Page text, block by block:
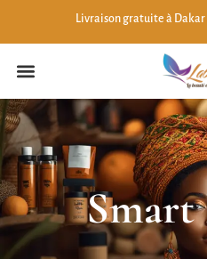
Livraison gratuite à
Smart